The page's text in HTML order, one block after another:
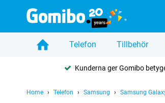
Telefon Tillbehör
Kunderna ger Gomibo
Home Telefon Samsung Samsung